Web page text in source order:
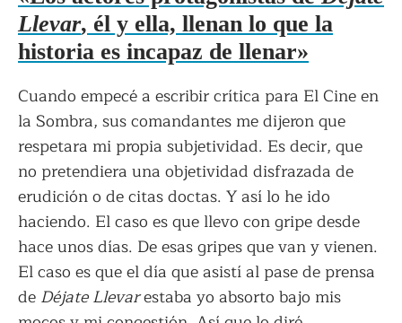
Llevar, él y ella, llenan lo que la
historia es incapaz de llenar»
Cuando empecé a escribir crítica para El Cine en
la Sombra, sus comandantes me dijeron que
respetara mi propia subjetividad. Es decir, que
no pretendiera una objetividad disfrazada de
erudición o de citas doctas. Y así lo he ido
haciendo. El caso es que llevo con gripe desde
hace unos días. De esas gripes que van y vienen.
El caso es que el día que asistí al pase de prensa
de Déjate Llevarestaba yo absorto bajo mis